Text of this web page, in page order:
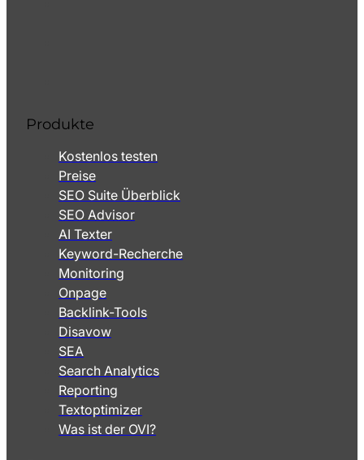
Produkte
Kostenlos testen
Preise
SEO Suite Überblick
SEO Advisor
AI Texter
Keyword-Recherche
Monitoring
Onpage
Backlink-Tools
Disavow
SEA
Search Analytics
Reporting
Textoptimizer
Was ist der OVI?